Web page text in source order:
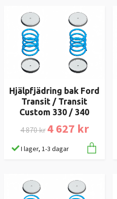
Hjälpfjädring bak Ford
Transit / Transit
Custom 330 / 340
4 870 kr 4 627 kr
I lager, 1-3 dagar